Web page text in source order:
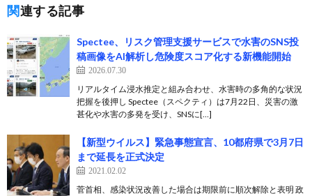
関連する記事
Spectee、リスク管理支援サービスで水害のSNS投
稿画像をAI解析し危険度スコア化する新機能開始
2026.07.30
リアルタイム浸水推定と組み合わせ、水害時の多角的な状況
把握を後押し Spectee（スペクティ）は7月22日、災害の激
甚化や水害の多発を受け、SNSに[…]
【新型ウイルス】緊急事態宣言、10都府県で3月7日
まで延長を正式決定
2021.02.02
菅首相、感染状況改善した場合は期限前に順次解除と表明 政